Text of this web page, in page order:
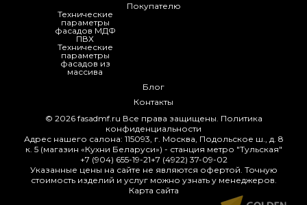
Покупателю
Технические
параметры
фасадов МДФ
ПВХ
Технические
параметры
фасадов из
массива
Блог
Контакты
© 2026 fasadmf.ru Все права защищены. Политика
конфиденциальности
Адрес нашего салона: 115093, г. Москва, Подольское ш., д. 8
к. 5 (магазин «Кухни Беларуси») - станция метро "Тульская"
+7 (904) 655-19-21+7 (4922) 37-09-02
Указанные цены на сайте не являются офертой. Точную
стоимость изделий и услуг можно узнать у менеджеров.
Карта сайта